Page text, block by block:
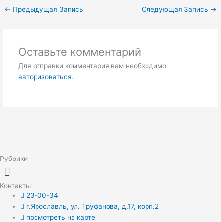
← Предыдущая Запись Следующая Запись →
Оставьте комментарий
Для отправки комментария вам необходимо
авторизоваться.
Рубрики
Меню
Контакты
23-00-34
г.Ярославль, ул. Труфанова, д.17, корп.2
посмотреть на карте